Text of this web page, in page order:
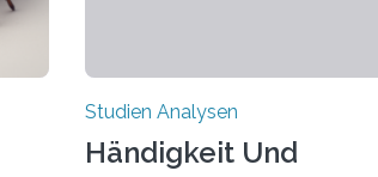
Studien Analysen
Händigkeit Und